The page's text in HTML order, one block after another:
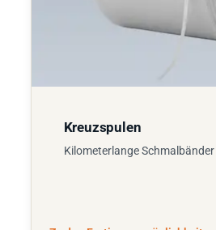
Kreuzspulen
Kilometerlange Schmalbänder